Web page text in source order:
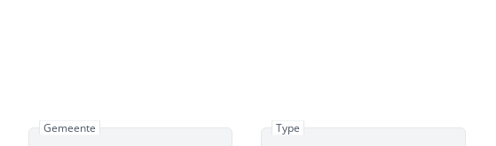
Gemeente Type